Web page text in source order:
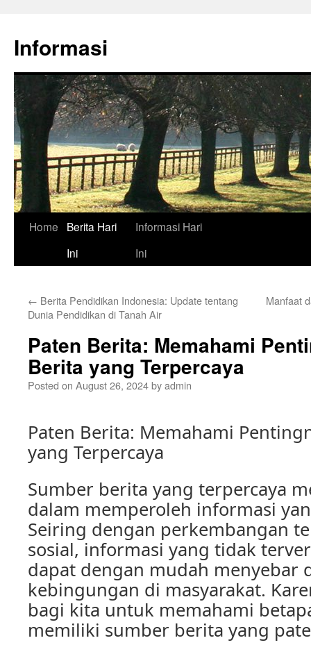
content
Informasi
Home
Berita Hari
Ini
Informasi Hari
Ini
← Berita Pendidikan Indonesia: Update tentang
Dunia Pendidikan di Tanah Air
Manfaat
Paten Berita: Memahami
Berita yang Terpercaya
Posted on August 26, 2024byadmin
Paten Berita: Memahami
yang Terpercaya
Sumber berita yang terpercaya
dalam memperoleh informasi
Seiring dengan perkembangan
sosial, informasi yang tidak
dapat dengan mudah menyebar
kebingungan di masyarakat.
bagi kita untuk memahami
memiliki sumber berita yang